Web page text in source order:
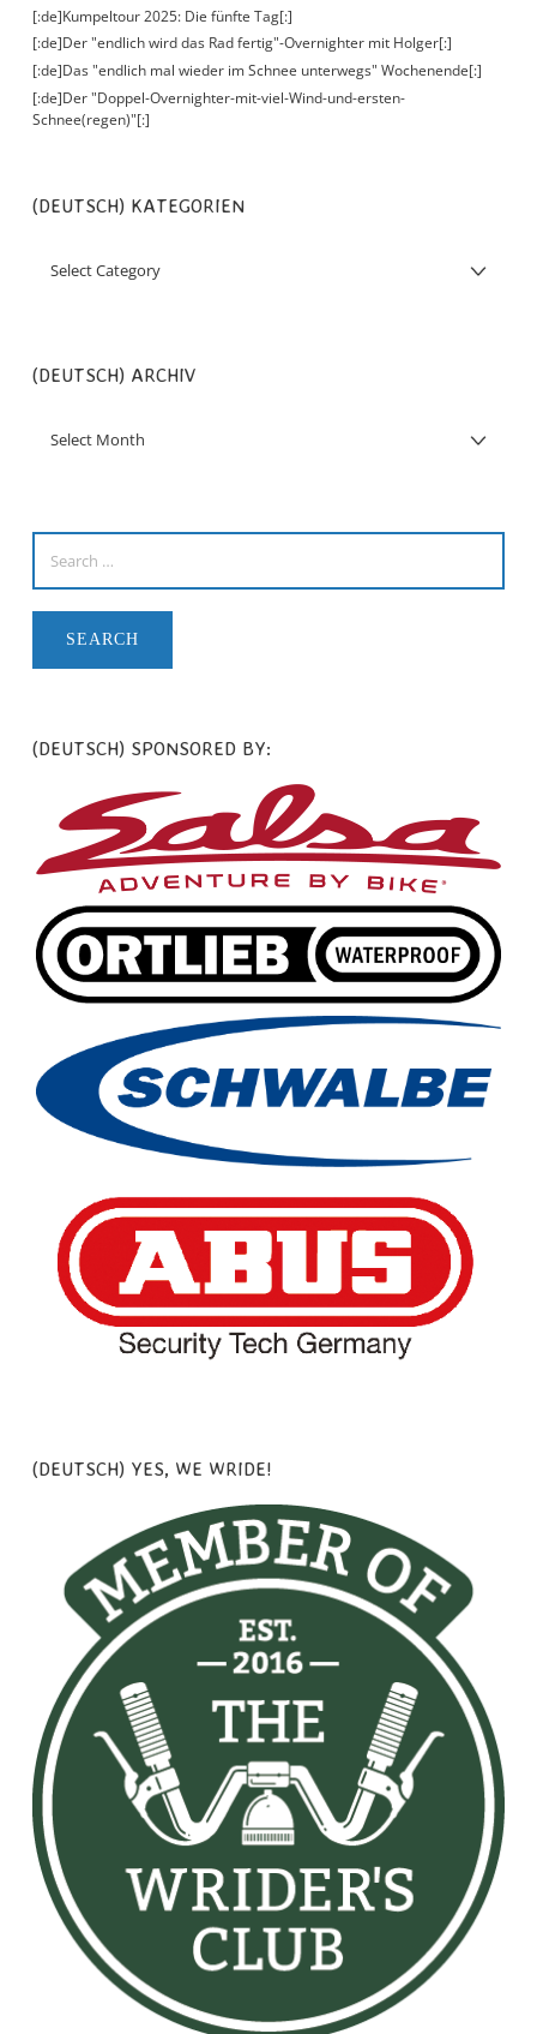
[:de]Kumpeltour 2025: Die fünfte Tag[:]
[:de]Der "endlich wird das Rad fertig"-Overnighter mit Holger[:]
[:de]Das "endlich mal wieder im Schnee unterwegs" Wochenende[:]
[:de]Der "Doppel-Overnighter-mit-viel-Wind-und-ersten-
Schnee(regen)"[:]
(DEUTSCH) KATEGORIEN
(DEUTSCH) ARCHIV
(DEUTSCH) SPONSORED BY:
(DEUTSCH) YES, WE WRIDE!